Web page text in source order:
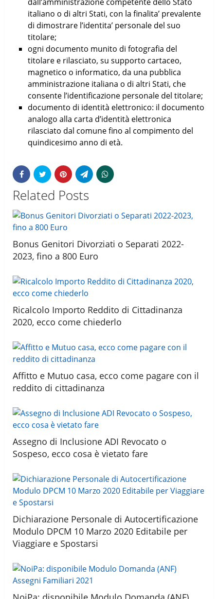
italiano o di altri Stati, con la finalita’ prevalente
di dimostrare l’identita’ personale del suo
titolare;
ogni documento munito di fotografia del
titolare e rilasciato, su supporto cartaceo,
magnetico o informatico, da una pubblica
amministrazione italiana o di altri Stati, che
consente l’identificazione personale del titolare;
documento di identità elettronico: il documento
analogo alla carta d’identità elettronica
rilasciato dal comune fino al compimento del
quindicesimo anno di età.
Related Posts
Bonus Genitori Divorziati o Separati 2022-
2023, fino a 800 Euro
Ricalcolo Importo Reddito di Cittadinanza
2020, ecco come chiederlo
Affitto e Mutuo casa, ecco come pagare con il
reddito di cittadinanza
Assegno di Inclusione ADI Revocato o
Sospeso, ecco cosa è vietato fare
Dichiarazione Personale di Autocertificazione
Modulo DPCM 10 Marzo 2020 Editabile per
Viaggiare e Spostarsi